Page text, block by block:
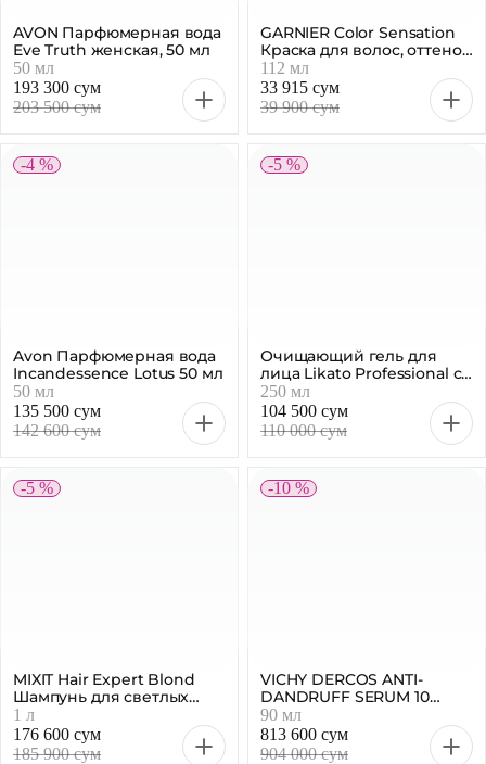
AVON Парфюмерная вода
Eve Truth женская, 50 мл
50 мл
193 300 сум
203 500 сум
GARNIER Color Sensation
Краска для волос, оттенок
1.0 Драгоценный черный
агат, 112 мл
112 мл
33 915 сум
39 900 сум
-4 %
Avon Парфюмерная вода
Incandessence Lotus 50 мл
50 мл
135 500 сум
142 600 сум
-5 %
Очищающий гель для
лица Likato Professional с
пептидами, 250 мл
250 мл
104 500 сум
110 000 сум
-5 %
MIXIT Hair Expert Blond
Шампунь для светлых
волос Collagen & Silk, 1 л
1 л
176 600 сум
185 900 сум
-10 %
VICHY DERCOS ANTI-
DANDRUFF SERUM 10
Интенсивная сыворотка
для кожи головы, 90 мл
90 мл
813 600 сум
904 000 сум